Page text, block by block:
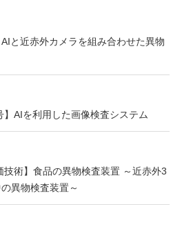
と近赤外カメラを組み合わせた異物
】AIを利用した画像検査システム
技術】食品の異物検査装置 ～近赤外3
異物検査装置～